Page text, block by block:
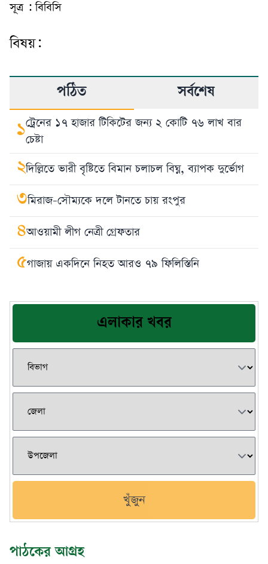
সূত্র : বিবিসি
বিষয়:
পঠিত সর্বশেষ
১ট্রেনের ১৭ হাজার টিকিটের জন্য ২ কোটি ৭৬ লাখ বার
চেষ্টা
২দিল্লিতে ভারী বৃষ্টিতে বিমান চলাচল বিঘ্ন, ব্যাপক দুর্ভোগ
৩মিরাজ-সৌম্যকে দলে টানতে চায় রংপুর
৪আওয়ামী লীগ নেত্রী গ্রেফতার
৫গাজায় একদিনে নিহত আরও ৭৯ ফিলিস্তিনি
এলাকার খবর
খুঁজুন
পাঠকের আগ্রহ